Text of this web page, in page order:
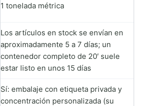
1 tonelada métrica
Los artículos en stock se envían en
aproximadamente 5 a 7 días; un
contenedor completo de 20′ suele
estar listo en unos 15 días
Sí: embalaje con etiqueta privada y
concentración personalizada (su